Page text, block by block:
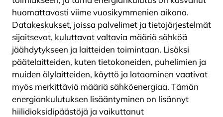
huomattavasti viime vuosikymmenien aikana.
Datakeskukset, joissa palvelimet ja tietojärjestelmät
sijaitsevat, kuluttavat valtavia määriä sähköä
jäähdytykseen ja laitteiden toimintaan. Lisäksi
päätelaitteiden, kuten tietokoneiden, puhelimien ja
muiden älylaitteiden, käyttö ja lataaminen vaativat
myös merkittäviä määriä sähköenergiaa. Tämän
energiankulutuksen lisääntyminen on lisännyt
hiilidioksidipäästöjä ja vaikuttanut